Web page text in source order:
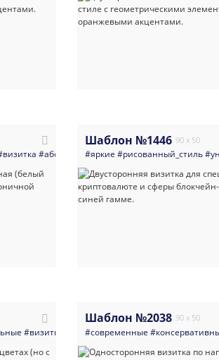
#абстракция #многоцелевые#светлые
Шаблон №1446 90 x 50
#яркие #рисованный_стиль
#визитка #директор#руководитель
Шаблон №2038 90 x 50
#современные